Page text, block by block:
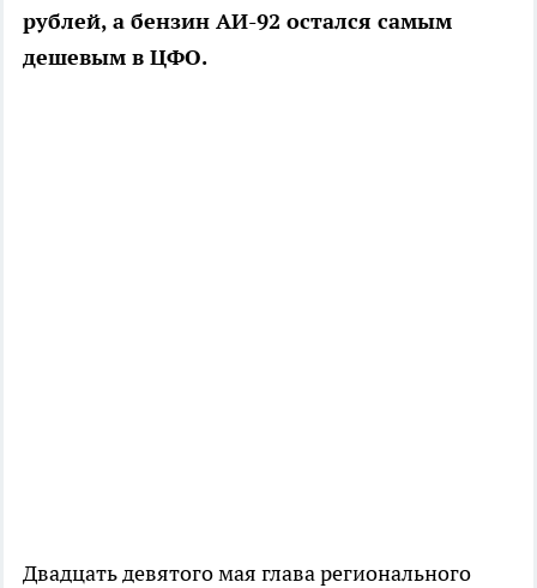
рублей, а бензин АИ-92 остался самым
дешевым в ЦФО.
Двадцать девятого мая глава регионального